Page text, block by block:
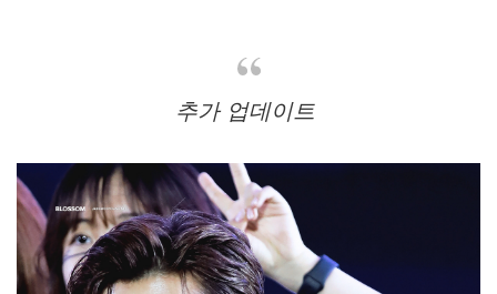
추가 업데이트